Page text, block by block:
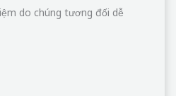
do chúng tương đối dễ